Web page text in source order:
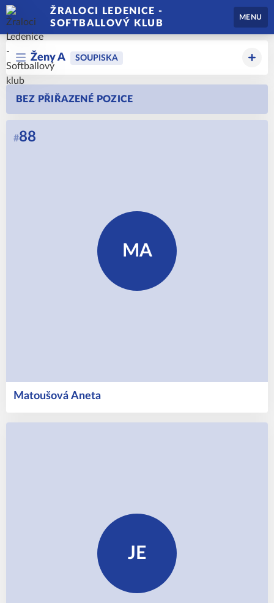
ŽRALOCI LEDENICE -
SOFTBALLOVÝ KLUB
MENU
Ženy A SOUPISKA
BEZ PŘIŘAZENÉ POZICE
MA
Aneta
Matoušová
#88
JE